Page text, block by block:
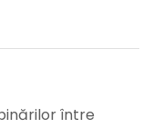
între